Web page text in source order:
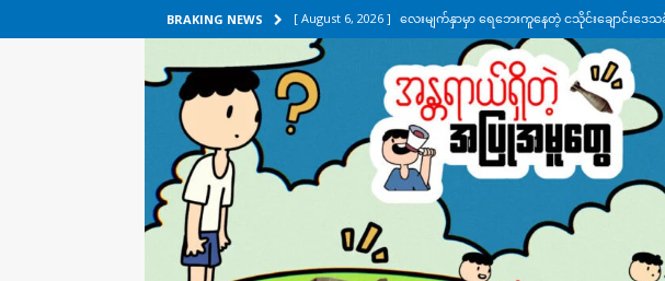
BRAKING NEWS [ August 6, 2026 ] လေးမျက်နှာမှာ ရေဘေးကူနေတဲ့ ငသိုင်းချောင်းဒေ
အလိုက် သတင်းကဏ္ဍ
[ August 6, 2026 ] ရေကြီးနေတဲ့ လေးမျက်နှာမှာ ဖုန်းလိုင်းတွေ ပြတ်တေ
[ August 5, 2026 ] ရန်ကုန်မြို့မှာ ကားမှန်ခွဲခံရတာတွေ ဆက်တိုက်ဖြစ်
[ August 5, 2026 ] ဂျပန်ရဲ့ ဒုံးကျည်စမ်းသပ်မှုကို မြောက်ကိုရီးယား ဝေဖန်
[ August 6, 2026 ] တာကျိုးပြီး ခုနှစ်ရက်မြောက်နေ့မှာ ငသိုင်းချောင်း